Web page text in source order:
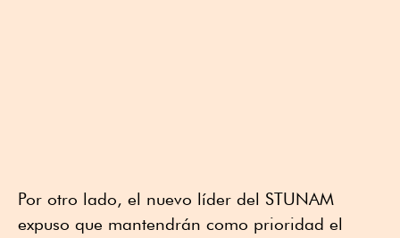
Por otro lado, el nuevo líder del STUNAM
expuso que mantendrán como prioridad el